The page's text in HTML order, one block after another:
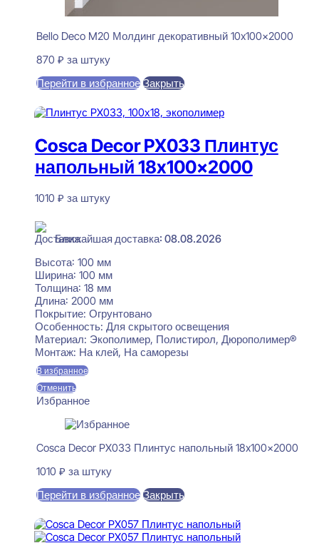
Bello Deco M20 Молдинг декоративный 10x100x2000
870 ₽ за штуку
Перейти в избранное Закрыть
Cosca Decor PX033 Плинтус
напольный 18x100x2000
1010 ₽ за штуку
Ближайшая доставка: 08.08.2026
Высота: 100 мм
Ширина: 100 мм
Толщина: 18 мм
Длина: 2000 мм
Покрытие: Огрунтовано
Особенность: Для скрытого освещения
Материал: Экополимер, Полистирол, Дюрополимер®
Монтаж: На клей, На саморезы
В избранное
Отменить
Избранное
Cosca Decor PX033 Плинтус напольный 18x100x2000
1010 ₽ за штуку
Перейти в избранное Закрыть